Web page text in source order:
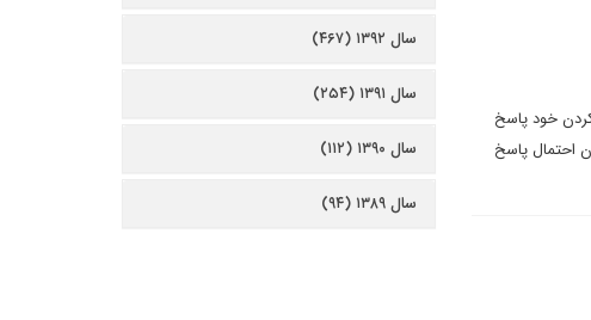
خود پاسخ
احتمال پاسخ
سال ۱۳۹۲ (۴۶۷)
سال ۱۳۹۱ (۲۵۴)
سال ۱۳۹۰ (۱۱۲)
سال ۱۳۸۹ (۹۴)